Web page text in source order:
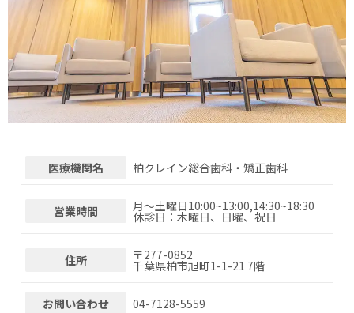
医療機関名 柏クレイン総合歯科・矯正歯科
営業時間 月～土曜日10:00~13:00,14:30~18:30
休診日：木曜日、日曜、祝日
住所 〒277-0852
千葉県柏市旭町1-1-21 7階
お問い合わせ 04-7128-5559